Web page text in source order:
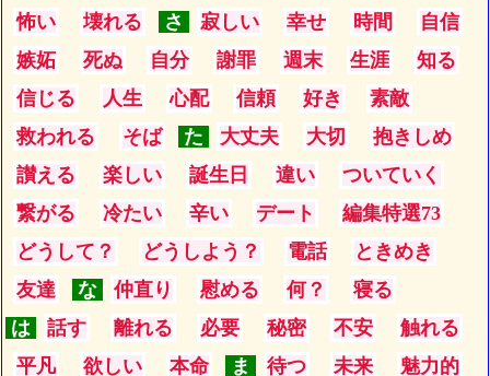
怖い
壊れる さ 寂しい 幸せ 時間
自信
嫉妬
死ぬ 自分 謝罪 週末 生涯
知る
信じる
人生 心配 信頼 好き
素敵
救われる
そば た 大丈夫 大切
抱きしめ
讃える
楽しい 誕生日 違い
ついていく
繋がる
冷たい 辛い デート
編集特選73
どうして？
どうしよう？ 電話
ときめき
友達
な 仲直り 慰める 何？
寝る
は
話す 離れる 必要 秘密 不安
触れる
平凡
欲しい 本命 ま 待つ 未来
魅力的